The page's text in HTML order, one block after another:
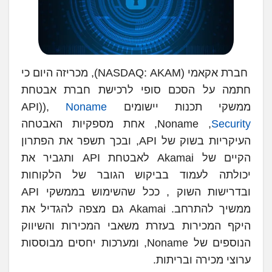
‏ חברת אקאמי (NASDAQ: AKAM), מכריזה היום כי
חתמה על הסכם סופי לרכישת חברת אבטחת
ממשקי תכנות יישומים API)), Noname
Security
‏, Noname, אחת מספקיות האבטחה
העיקריות בשוק של API, ובכך תשפר את הפתרון
הקיים של Akamai לאבטחת API ותגביר את
יכולתה לעמוד בביקוש הגובר של הלקוחות
ובדרישות השוק , ככל שהשימוש בממשקי API
ממשיך להתרחב. Akamai גם מצפה להגדיל את
היקף המכירות בעזרת משאבי המכירות והשיווק
הנוספים של Noname, ומערכות יחסים מבוססות
ערוצי מכירה ובריתות.